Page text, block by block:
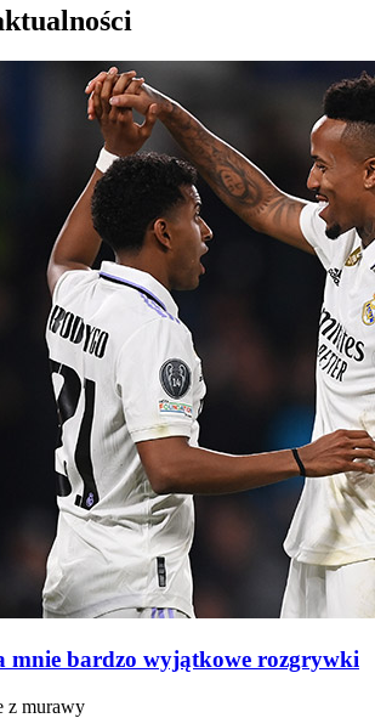
mnie bardzo wyjątkowe rozgrywki
z murawy